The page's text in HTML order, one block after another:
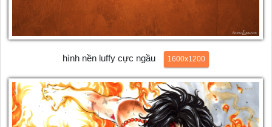
hình nền luffy cực ngầu 1600x1200